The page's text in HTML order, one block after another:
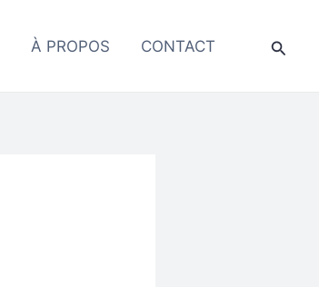
À PROPOS CONTACT